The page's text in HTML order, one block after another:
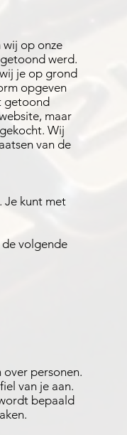
op onze
werd.
je op grond
opgeven
getoond
maar
Wij
van de
Je kunt met
volgende
personen.
van je aan.
bepaald